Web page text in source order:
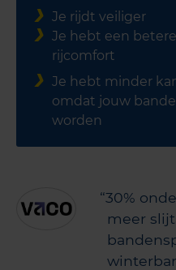
Je rijdt veiliger
Je hebt een
rijcomfort
Je hebt minder
omdat jouw
worden
30%
meer